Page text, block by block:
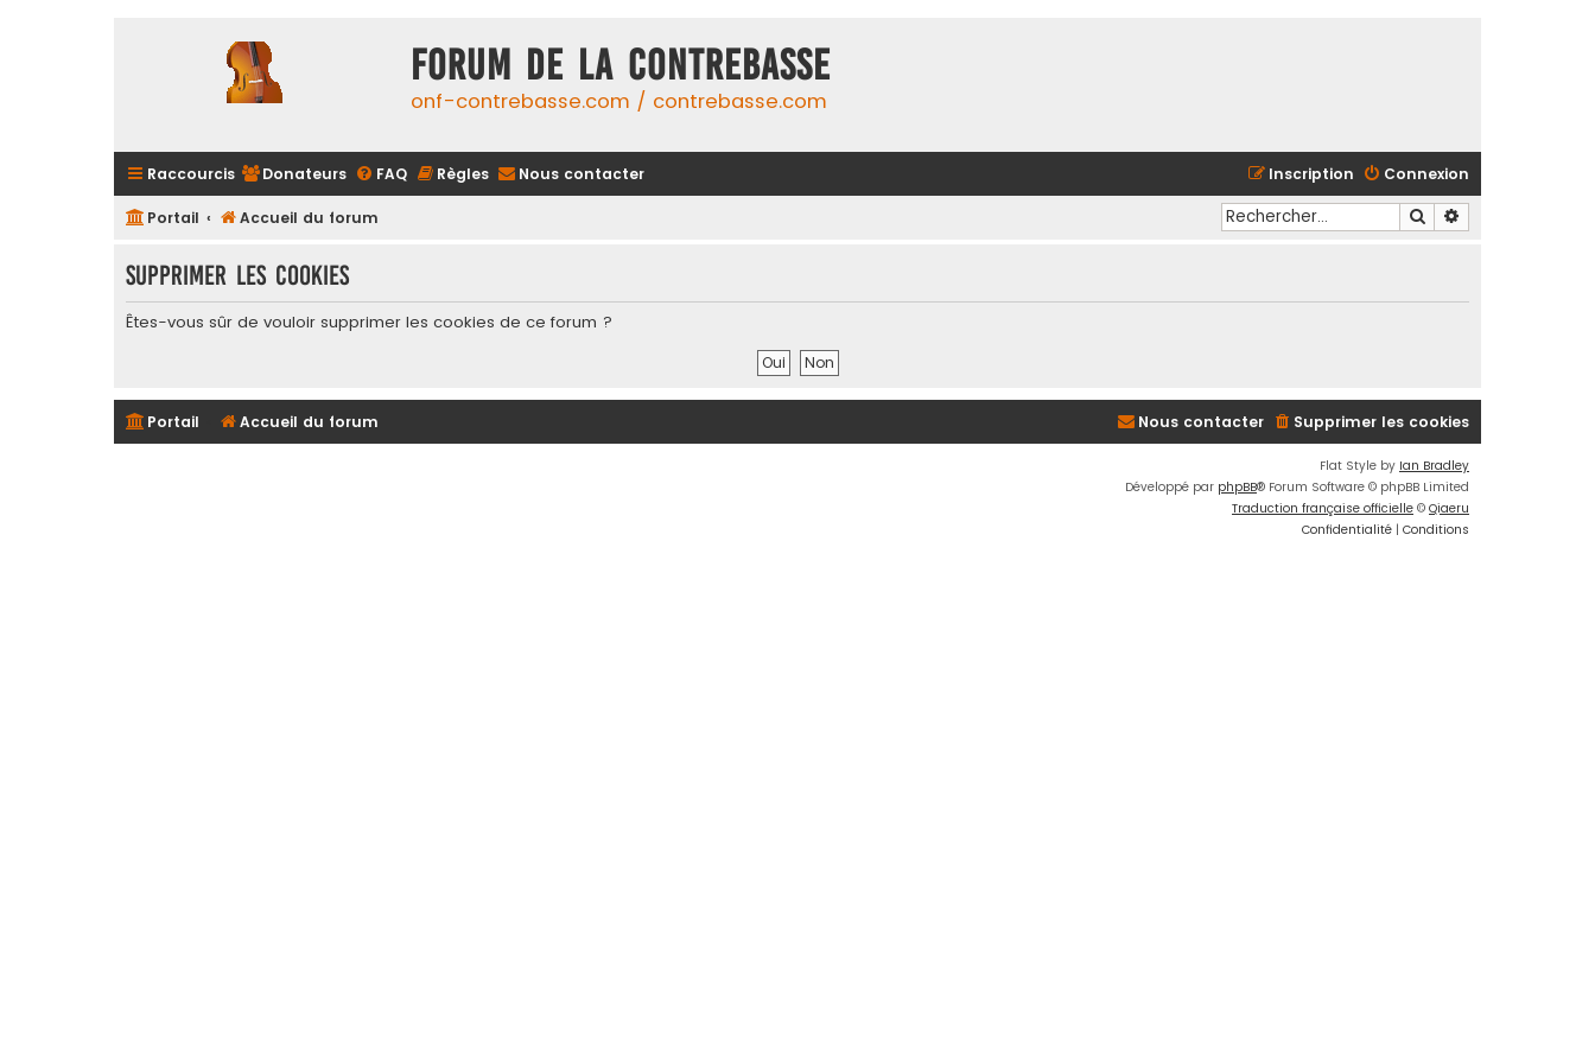
FORUM DE LA CONTREBASSE
onf-contrebasse.com / contrebasse.com
Raccourcis Donateurs FAQ Règles Nous contacter Connexion
Inscription
Portail Accueil du forum Rechercher
Supprimer les cookies
Êtes-vous sûr de vouloir supprimer les cookies de ce forum ?
Portail Accueil du forum Supprimer les cookies
Nous contacter
Flat Style by Ian Bradley
Développé par phpBB® Forum Software © phpBB Limited
Traduction française officielle © Qiaeru
Confidentialité | Conditions